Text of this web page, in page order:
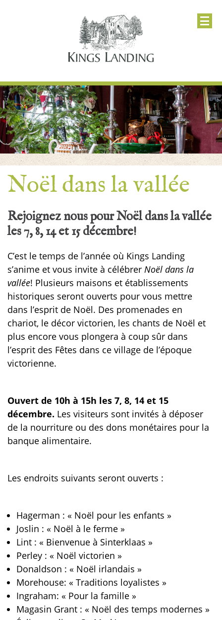
Noël dans la vallée
Rejoignez nous pour Noël dans la vallée
les 7, 8, 14 et 15 décembre!
C’est le temps de l’année où Kings Landing
s’anime et vous invite à célébrer Noël dans la
vallée! Plusieurs maisons et établissements
historiques seront ouverts pour vous mettre
dans l’esprit de Noël. Des promenades en
chariot, le décor victorien, les chants de Noël et
plus encore vous plongera à coup sûr dans
l’esprit des Fêtes dans ce village de l’époque
victorienne.
Ouvert de 10h à 15h les 7, 8, 14 et 15
décembre. Les visiteurs sont invités à déposer
de la nourriture ou des dons monétaires pour la
banque alimentaire.
Les endroits suivants seront ouverts :
Hagerman : « Noël pour les enfants »
Joslin : « Noël à le ferme »
Lint : « Bienvenue à Sinterklaas »
Perley : « Noël victorien »
Donaldson : « Noël irlandais »
Morehouse: « Traditions loyalistes »
Ingraham: « Pour la famille »
Magasin Grant : « Noël des temps modernes »